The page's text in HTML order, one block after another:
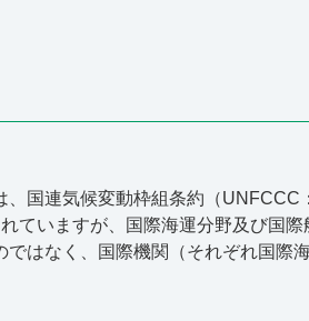
国連気候変動枠組条約（
ていますが、国際海運分野及び国
はなく、国際機関（それぞれ国際